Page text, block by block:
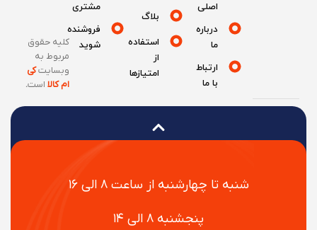
شنبه تا چهارشنبه از ساعت ۸ الی ۱۶
پنجشنبه ۸ الی ۱۴
درباره
ارتباط
بلاگ
استفاده
امتیازها
مشتری
فروشنده
شوید
کلیه حقوق
مربوط به
وبسایتکی
ام کالااست.